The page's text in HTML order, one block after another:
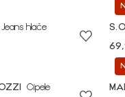
Jeans hlače
Cipele